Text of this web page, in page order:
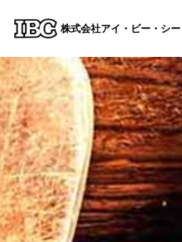
株式会社アイ・ビー・シー